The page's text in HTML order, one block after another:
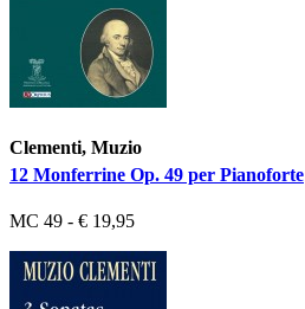
Clementi, Muzio
12 Monferrine Op. 49 per Pianoforte
MC 49 - € 19,95